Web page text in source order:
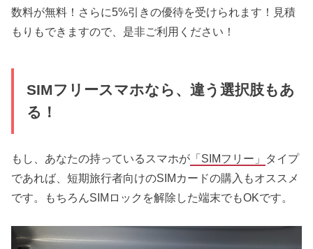
数料が無料！さらに5%引きの優待を受けられます！見積
もりもできますので、是非ご利用ください！
SIMフリースマホなら、違う選択肢もあ
る！
もし、あなたの持っているスマホが 「SIMフリー」 タイプ
であれば、短期旅行者向けのSIMカードの購入もオススメ
です。もちろんSIMロックを解除した端末でもOKです。